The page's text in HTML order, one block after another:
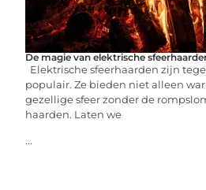
De magie van elektrische
Elektrische sfeerhaarden zijn
populair. Ze bieden niet alleen
gezellige sfeer zonder de
haarden. Laten we
...